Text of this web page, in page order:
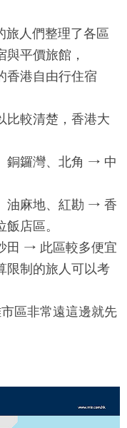
旅人們整理了各區
平價旅館，
香港自由行住宿
比較清楚，香港大
銅鑼灣、北角 → 中
油麻地、紅勘 → 香
店區。
田 → 此區較多便宜
限制的旅人可以考
區非常遠這邊就先